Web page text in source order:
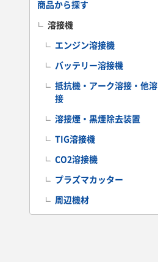
商品から探す
溶接機
エンジン溶接機
バッテリー溶接機
抵抗機・アーク溶接・他溶
接
溶接煙・黒煙除去装置
TIG溶接機
CO2溶接機
プラズマカッター
周辺機材